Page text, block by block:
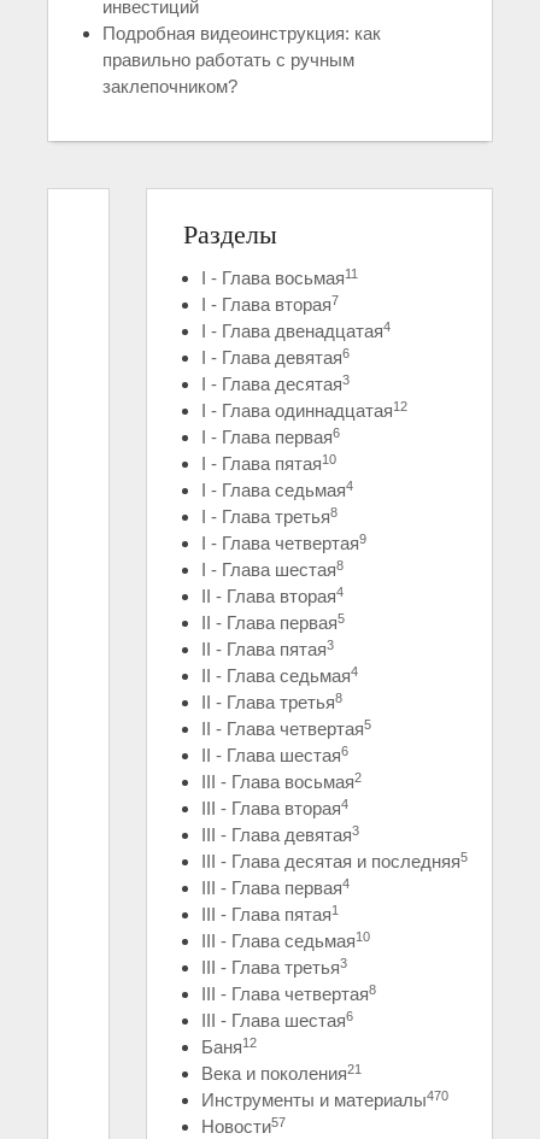
инвестиций
Подробная видеоинструкция: как
правильно работать с ручным
заклепочником?
Разделы
I - Глава восьмая11
I - Глава вторая7
I - Глава двенадцатая4
I - Глава девятая6
I - Глава десятая3
I - Глава одиннадцатая12
I - Глава первая6
I - Глава пятая10
I - Глава седьмая4
I - Глава третья8
I - Глава четвертая9
I - Глава шестая8
II - Глава вторая4
II - Глава первая5
II - Глава пятая3
II - Глава седьмая4
II - Глава третья8
II - Глава четвертая5
II - Глава шестая6
III - Глава восьмая2
III - Глава вторая4
III - Глава девятая3
III - Глава десятая и последняя5
III - Глава первая4
III - Глава пятая1
III - Глава седьмая10
III - Глава третья3
III - Глава четвертая8
III - Глава шестая6
Баня12
Века и поколения21
Инструменты и материалы470
Новости57